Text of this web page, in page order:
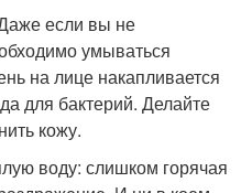
если вы не
умываться
на лице накапливается
для бактерий. Делайте
кожу.
воду: слишком горячая